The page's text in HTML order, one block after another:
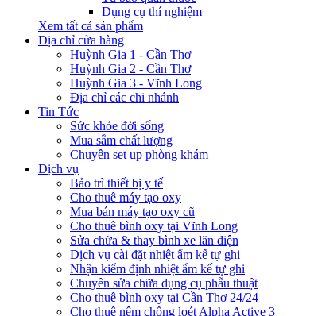
Dụng cụ thí nghiệm
Xem tất cả sản phẩm
Địa chỉ cửa hàng
Huỳnh Gia 1 - Cần Thơ
Huỳnh Gia 2 - Cần Thơ
Huỳnh Gia 3 - Vĩnh Long
Địa chỉ các chi nhánh
Tin Tức
Sức khỏe đời sống
Mua sắm chất lượng
Chuyên set up phòng khám
Dịch vụ
Bảo trì thiết bị y tế
Cho thuê máy tạo oxy
Mua bán máy tạo oxy cũ
Cho thuê bình oxy tại Vĩnh Long
Sửa chữa & thay bình xe lăn điện
Dịch vụ cài đặt nhiệt ẩm kế tự ghi
Nhận kiểm định nhiệt ẩm kế tự ghi
Chuyên sửa chữa dụng cụ phẫu thuật
Cho thuê bình oxy tại Cần Thơ 24/24
Cho thuê nệm chống loét Alpha Active 3